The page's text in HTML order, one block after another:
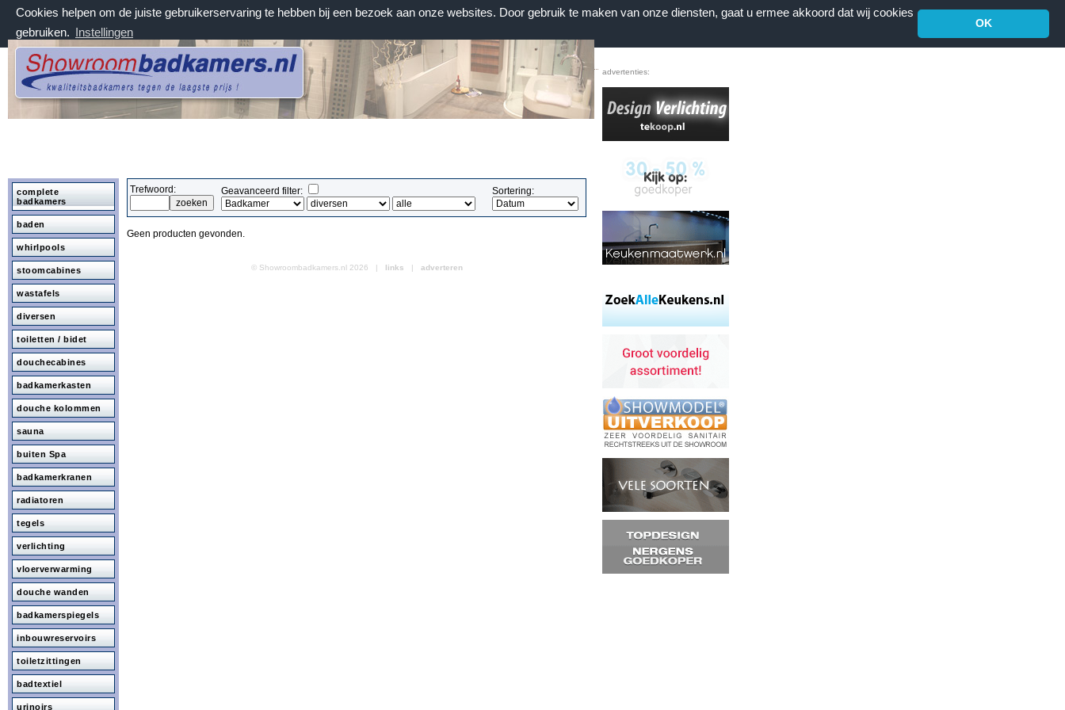
Cookies helpen om de juiste gebruikerservaring te hebben bij een bezoek aan onze websites. Door gebruik te maken van onze diensten, gaat u ermee akkoord dat wij cookies
gebruiken. Instellingen
OK
zaterdag 8 augustus 2026, 16:52 uur
Welkom bij Showroombadkamers.nl
Home | Voorwaarden | Contact Favorieten
advertenties:
complete
badkamers
baden
whirlpools
stoomcabines
wastafels
diversen
toiletten / bidet
douchecabines
badkamerkasten
douche kolommen
sauna
buiten Spa
badkamerkranen
radiatoren
tegels
verlichting
vloerverwarming
douche wanden
badkamerspiegels
inbouwreservoirs
toiletzittingen
badtextiel
urinoirs
Trefwoord: Geavanceerd filter: Sortering:
Geen producten gevonden.
© Showroombadkamers.nl 2026 | links | adverteren